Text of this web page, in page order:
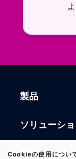
製品
製品一覧
RFIDリーダー
ソリューシ
RFIDソリューシ
技術・サポー
Cookieの使用につい